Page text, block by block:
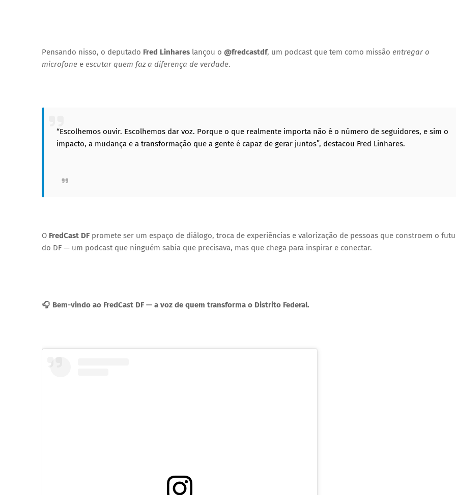
Pensando nisso, o deputado Fred Linhares lançou o @fredcastdf, um podcast que tem como missão entregar o
microfone e escutar quem faz a diferença de verdade.
“Escolhemos ouvir. Escolhemos dar voz. Porque o que realmente importa não é o número de seguidores, e sim o
impacto, a mudança e a transformação que a gente é capaz de gerar juntos”, destacou Fred Linhares.
O FredCast DF promete ser um espaço de diálogo, troca de experiências e valorização de pessoas que constroem o
do DF — um podcast que ninguém sabia que precisava, mas que chega para inspirar e conectar.
🎧 Bem-vindo ao FredCast DF — a voz de quem transforma o Distrito Federal.